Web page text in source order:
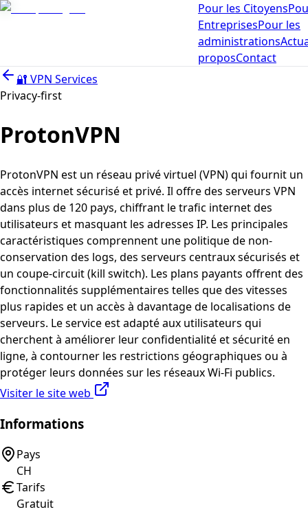
Pour les Citoyens
EntreprisesPour les
administrations
proposContact
🔐 VPN Services
Privacy-first
ProtonVPN
ProtonVPN est un réseau privé virtuel (VPN) qui fournit un
accès internet sécurisé et privé. Il offre des serveurs VPN
dans plus de 120 pays, chiffrant le trafic internet des
utilisateurs et masquant les adresses IP. Les principales
caractéristiques comprennent une politique de non-
conservation des logs, des serveurs centraux sécurisés et
un coupe-circuit (kill switch). Les plans payants offrent des
fonctionnalités supplémentaires telles que des vitesses
plus rapides et un accès à davantage de localisations de
serveurs. Le service est adapté aux utilisateurs qui
cherchent à améliorer leur confidentialité et sécurité en
ligne, à contourner les restrictions géographiques ou à
protéger leurs données sur les réseaux Wi-Fi publics.
Visiter le site web
Informations
Pays
CH
Tarifs
Gratuit